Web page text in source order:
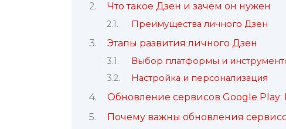
Что такое Дзен и зачем он нужен
Преимущества личного Дзен
Этапы развития личного Дзен
Выбор платформы и
Настройка и персонализация
Обновление сервисов Google
Почему важны обновления